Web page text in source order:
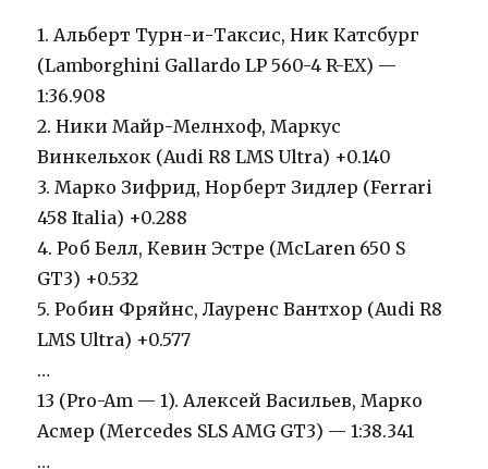
1. Альберт Турн-и-Таксис, Ник Катсбург
(Lamborghini Gallardo LP 560-4 R-EX) —
1:36.908
2. Ники Майр-Мелнхоф, Маркус
Винкельхок (Audi R8 LMS Ultra) +0.140
3. Марко Зифрид, Норберт Зидлер (Ferrari
458 Italia) +0.288
4. Роб Белл, Кевин Эстре (McLaren 650 S
GT3) +0.532
5. Робин Фряйнс, Лауренс Вантхор (Audi R8
LMS Ultra) +0.577
…
13 (Pro-Am — 1). Алексей Васильев, Марко
Асмер (Mercedes SLS AMG GT3) — 1:38.341
…